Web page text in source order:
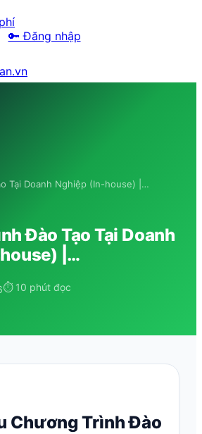
🔑 Đăng nhập
Tại Doanh Nghiệp (In-house) |…
Đào Tạo Tại Doanh
|…
⏱ 10 phút đọc
Chương Trình Đào